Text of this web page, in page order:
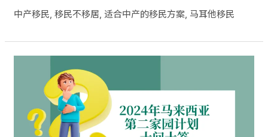
中产移民 ,移民不移居 适合中产的移民方案 马耳他移民